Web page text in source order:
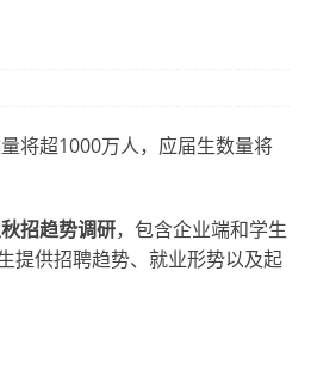
将超1000万人，应届生数量将
招趋势调研，包含企业端和学生
提供招聘趋势、就业形势以及起